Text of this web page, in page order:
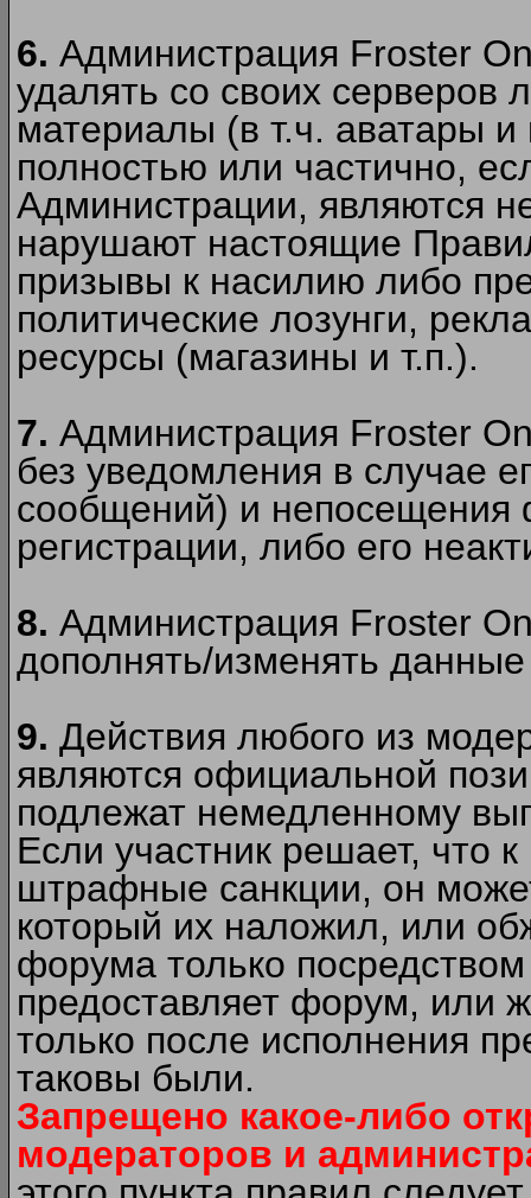
6. Администрация Froster
удалять со своих
материалы (в т.ч. аватары и
полностью или частично,
Администрации, являются
нарушают настоящие
призывы к насилию либо
политические лозунги,
ресурсы (магазины и т.п.).
7. Администрация Froster
без уведомления в случае
сообщений) и непосещения
регистрации, либо его
8. Администрация Froster
дополнять/изменять
9. Действия любого из
являются официальной
подлежат немедленному
Если участник решает, что
штрафные санкции, он
который их наложил, или
форума только
предоставляет форум, или
только после исполнения
таковы были.
Запрещено какое-либо
модераторов и